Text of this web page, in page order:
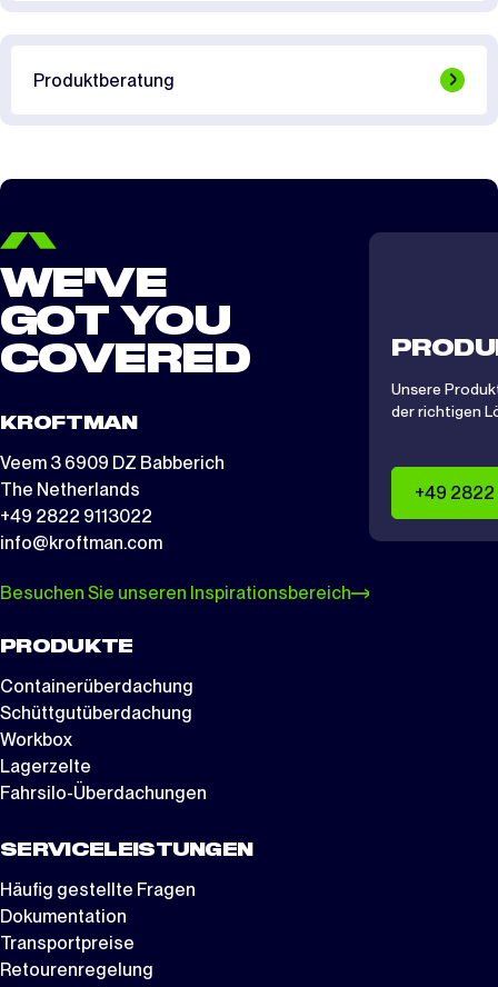
Produktberatung
WE'VE
GOT YOU
COVERED
KROFTMAN
Veem 3 6909 DZ Babberich
The Netherlands
+49 2822 9113022
info@kroftman.com
Besuchen Sie unseren Inspirationsbereich
PRODUKTE
Containerüberdachung
Schüttgutüberdachung
Workbox
Lagerzelte
Fahrsilo-Überdachungen
SERVICELEISTUNGEN
Häufig gestellte Fragen
Dokumentation
Transportpreise
Retourenregelung
Unsere
der richtigen
+49 2822